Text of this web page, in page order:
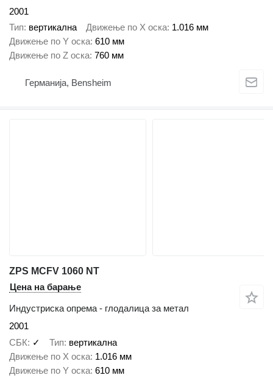
2001
Тип вертикална Движење по Х оска 1.016 мм
Движење по Y оска 610 мм
Движење по Z оска 760 мм
Германија, Bensheim
ZPS MCFV 1060 NT
Цена на барање
Индустриска опрема - глодалица за метал
2001
СБК
✓ Тип вертикална
Движење по Х оска 1.016 мм
Движење по Y оска 610 мм